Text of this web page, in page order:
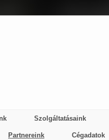
Szolgáltatásaink
Partnereink Cégadatok